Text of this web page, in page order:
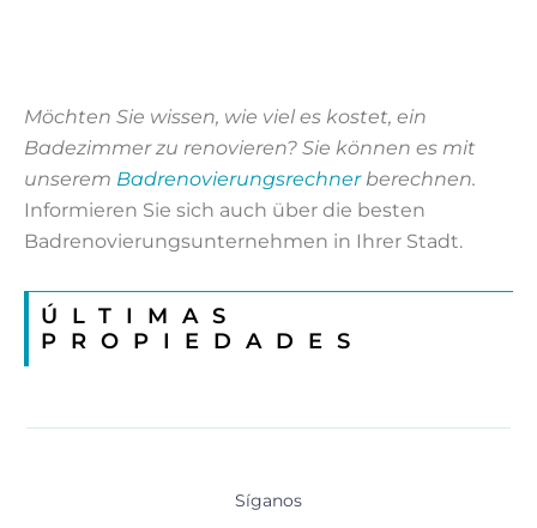
Möchten Sie wissen, wie viel es kostet, ein
Badezimmer zu renovieren? Sie können es mit
unserem Badrenovierungsrechnerberechnen.
Informieren Sie sich auch über die besten
Badrenovierungsunternehmen in Ihrer Stadt.
ÚLTIMAS
PROPIEDADES
Síganos